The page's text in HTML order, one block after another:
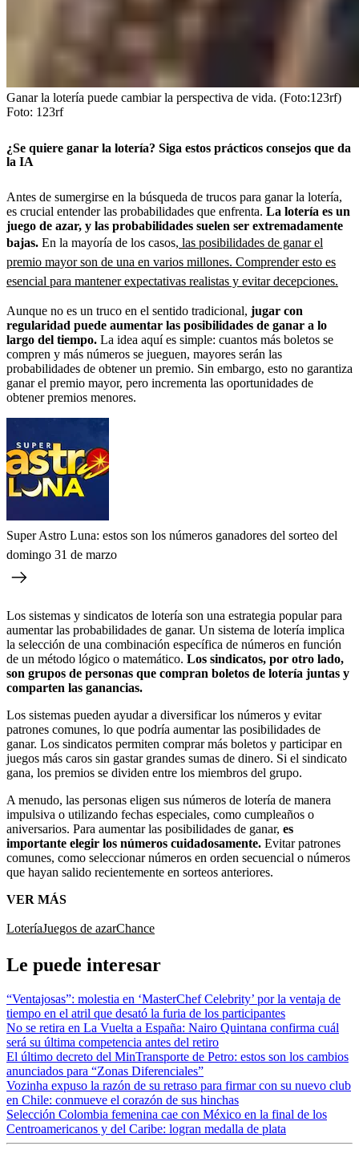
Ganar la lotería puede cambiar la perspectiva de vida. (Foto:123rf)
Foto: 123rf
¿Se quiere ganar la lotería? Siga estos prácticos consejos que da
la IA
Antes de sumergirse en la búsqueda de trucos para ganar la lotería,
es crucial entender las probabilidades que enfrenta. La lotería es un
juego de azar, y las probabilidades suelen ser extremadamente
bajas. En la mayoría de los casos, las posibilidades de ganar el
premio mayor son de una en varios millones. Comprender esto es
esencial para mantener expectativas realistas y evitar decepciones.
Aunque no es un truco en el sentido tradicional, jugar con
regularidad puede aumentar las posibilidades de ganar a lo
largo del tiempo. La idea aquí es simple: cuantos más boletos se
compren y más números se jueguen, mayores serán las
probabilidades de obtener un premio. Sin embargo, esto no garantiza
ganar el premio mayor, pero incrementa las oportunidades de
obtener premios menores.
Super Astro Luna: estos son los números ganadores del sorteo del
domingo 31 de marzo
Los sistemas y sindicatos de lotería son una estrategia popular para
aumentar las probabilidades de ganar. Un sistema de lotería implica
la selección de una combinación específica de números en función
de un método lógico o matemático. Los sindicatos, por otro lado,
son grupos de personas que compran boletos de lotería juntas y
comparten las ganancias.
Los sistemas pueden ayudar a diversificar los números y evitar
patrones comunes, lo que podría aumentar las posibilidades de
ganar. Los sindicatos permiten comprar más boletos y participar en
juegos más caros sin gastar grandes sumas de dinero. Si el sindicato
gana, los premios se dividen entre los miembros del grupo.
A menudo, las personas eligen sus números de lotería de manera
impulsiva o utilizando fechas especiales, como cumpleaños o
aniversarios. Para aumentar las posibilidades de ganar, es
importante elegir los números cuidadosamente. Evitar patrones
comunes, como seleccionar números en orden secuencial o números
que hayan salido recientemente en sorteos anteriores.
VER MÁS
LoteríaJuegos de azarChance
Le puede interesar
“Ventajosas”: molestia en ‘MasterChef Celebrity’ por la ventaja de
tiempo en el atril que desató la furia de los participantes
No se retira en La Vuelta a España: Nairo Quintana confirma cuál
será su última competencia antes del retiro
El último decreto del MinTransporte de Petro: estos son los cambios
anunciados para “Zonas Diferenciales”
Vozinha expuso la razón de su retraso para firmar con su nuevo club
en Chile: conmueve el corazón de sus hinchas
Selección Colombia femenina cae con México en la final de los
Centroamericanos y del Caribe: logran medalla de plata